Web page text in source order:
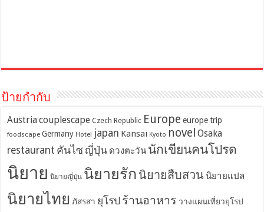
ป้ายกำกับ
Austriacouplescape Czech Republic Europe europe trip
foodscape Germany Hotel japan Kansai Kyoto novel Osaka
restaurant คันไซ ญี่ปุ่น ดวงตะวัน นักเขียนคนโปรด
นิยาย นิยายญี่ปุ่น นิยายรัก นิยายสืบสวน นิยายแปล
นิยายไทย ภัสรสา ยุโรป ร้านอาหาร วางแผนเที่ยวยุโรป